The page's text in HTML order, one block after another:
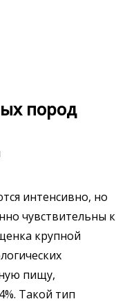
пород
интенсивно, но
чувствительны к
крупной
пищу,
Такой тип